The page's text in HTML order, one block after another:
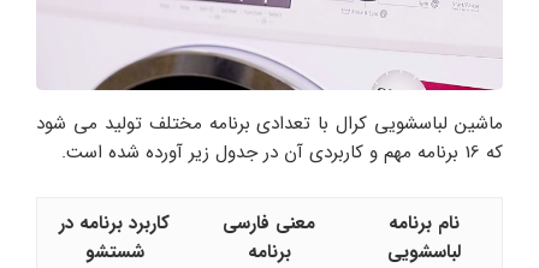
ماشین لباسشویی کرال با تعدادی برنامه مختلف تولید می شود
که 16 برنامه مهم و کاربردی آن در جدول زیر آورده شده است.
نام برنامه
لباسشویی
معنی فارسی
برنامه
کاربرد برنامه در
شستشو